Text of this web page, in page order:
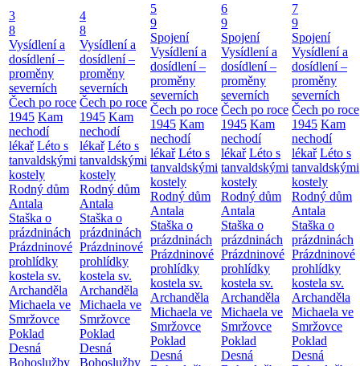
3
8
Vysídlení a
dosídlení –
proměny
severních
Čech po roce
1945 Kam
nechodí
lékař Léto s
tanvaldskými
kostely
Rodný dům
Antala
Staška o
prázdninách
Prázdninové
prohlídky
kostela sv.
Archanděla
Michaela ve
Smržovce
Poklad
Desná
Bohoslužby
4
8
Vysídlení a
dosídlení –
proměny
severních
Čech po roce
1945 Kam
nechodí
lékař Léto s
tanvaldskými
kostely
Rodný dům
Antala
Staška o
prázdninách
Prázdninové
prohlídky
kostela sv.
Archanděla
Michaela ve
Smržovce
Poklad
Desná
Bohoslužby
5
9
Spojení
Vysídlení a
dosídlení –
proměny
severních
Čech po roce
1945 Kam
nechodí
lékař Léto s
tanvaldskými
kostely
Rodný dům
Antala
Staška o
prázdninách
Prázdninové
prohlídky
kostela sv.
Archanděla
Michaela ve
Smržovce
Poklad
Desná
6
9
Spojení
Vysídlení a
dosídlení –
proměny
severních
Čech po roce
1945 Kam
nechodí
lékař Léto s
tanvaldskými
kostely
Rodný dům
Antala
Staška o
prázdninách
Prázdninové
prohlídky
kostela sv.
Archanděla
Michaela ve
Smržovce
Poklad
Desná
7
9
Spojení
Vysídlení a
dosídlení –
proměny
severních
Čech po roce
1945 Kam
nechodí
lékař Léto s
tanvaldskými
kostely
Rodný dům
Antala
Staška o
prázdninách
Prázdninové
prohlídky
kostela sv.
Archanděla
Michaela ve
Smržovce
Poklad
Desná